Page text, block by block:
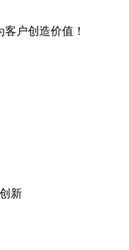
户创造价值！
新